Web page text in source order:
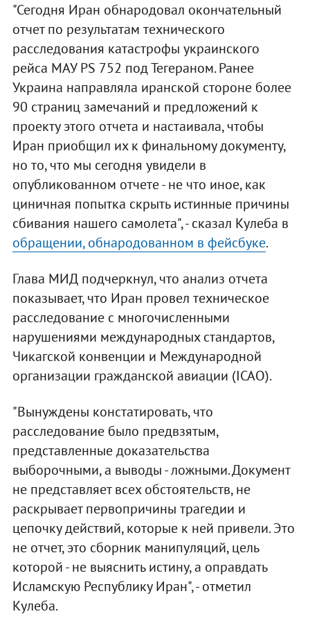
"Сегодня Иран обнародовал окончательный
отчет по результатам технического
расследования катастрофы украинского
рейса МАУ PS 752 под Тегераном. Ранее
Украина направляла иранской стороне более
90 страниц замечаний и предложений к
проекту этого отчета и настаивала, чтобы
Иран приобщил их к финальному документу,
но то, что мы сегодня увидели в
опубликованном отчете - не что иное, как
циничная попытка скрыть истинные причины
сбивания нашего самолета", - сказал Кулеба в
обращении, обнародованном в фейсбуке.
Глава МИД подчеркнул, что анализ отчета
показывает, что Иран провел техническое
расследование с многочисленными
нарушениями международных стандартов,
Чикагской конвенции и Международной
организации гражданской авиации (ICAO).
"Вынуждены констатировать, что
расследование было предвзятым,
представленные доказательства
выборочными, а выводы - ложными. Документ
не представляет всех обстоятельств, не
раскрывает первопричины трагедии и
цепочку действий, которые к ней привели. Это
не отчет, это сборник манипуляций, цель
которой - не выяснить истину, а оправдать
Исламскую Республику Иран", - отметил
Кулеба.